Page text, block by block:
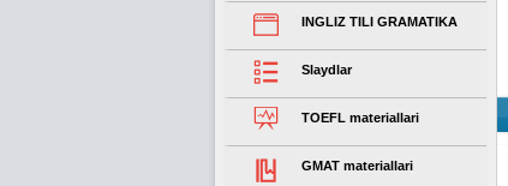
INGLIZ TILI GRAMATIKA
Slaydlar
TOEFL materiallari
GMAT materiallari